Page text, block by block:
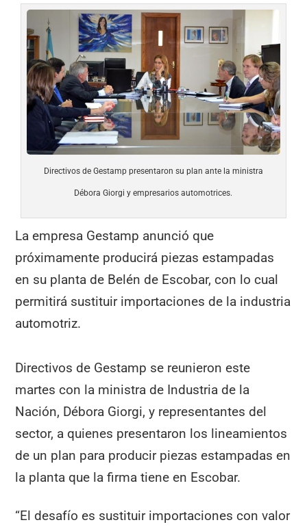
Directivos de Gestamp presentaron su plan ante la ministra
Débora Giorgi y empresarios automotrices.
La empresa Gestamp anunció que
próximamente producirá piezas estampadas
en su planta de Belén de Escobar, con lo cual
permitirá sustituir importaciones de la industria
automotriz.
Directivos de Gestamp se reunieron este
martes con la ministra de Industria de la
Nación, Débora Giorgi, y representantes del
sector, a quienes presentaron los lineamientos
de un plan para producir piezas estampadas en
la planta que la firma tiene en Escobar.
“El desafío es sustituir importaciones con valor